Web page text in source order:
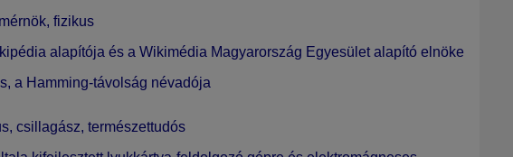
fizikus
alapítója és a Wikimédia Magyarország Egyesület alapító elnöke
a Hamming-távolság névadója
csillagász, természettudós